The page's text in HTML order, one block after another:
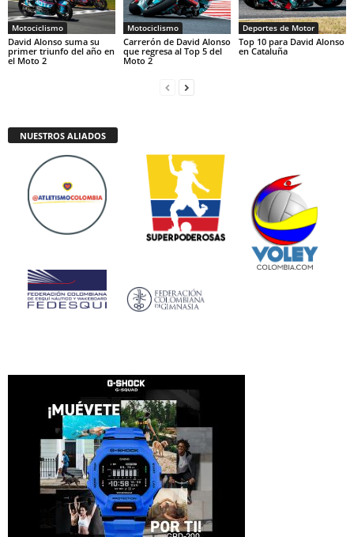
Motociclismo
David Alonso suma su
primer triunfo del año en
el Moto 2
Motociclismo
Carrerón de David Alonso
que regresa al Top 5 del
Moto 2
Deportes de Motor
Top 10 para David Alonso
en Cataluña
NUESTROS ALIADOS